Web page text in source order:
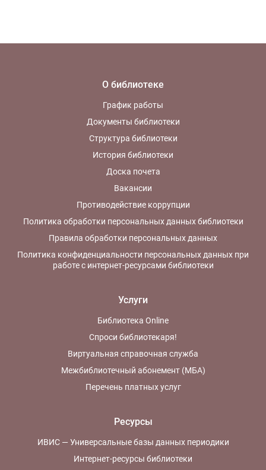
О библиотеке
График работы
Документы библиотеки
Структура библиотеки
История библиотеки
Доска почета
Вакансии
Противодействие коррупции
Политика обработки персональных данных библиотеки
Правила обработки персональных данных
Политика конфиденциальности персональных данных при
работе с интернет-ресурсами библиотеки
Услуги
Библиотека Online
Спроси библиотекаря!
Виртуальная справочная служба
Межбиблиотечный абонемент (МБА)
Перечень платных услуг
Ресурсы
ИВИС — Универсальные базы данных периодики
Интернет-ресурсы библиотеки